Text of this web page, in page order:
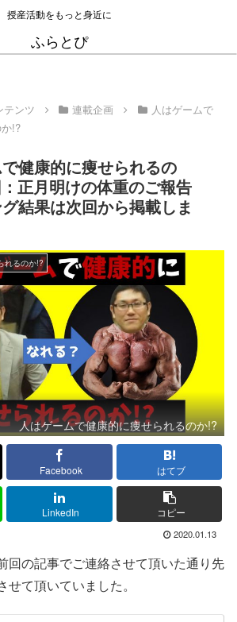
授産活動をもっと身近に
ふらとぴ
テンツ 連載企画
人はゲームで
!?
で健康的に痩せられるの
正月明けの体重のご報告
グ結果は次回から掲載しま
れるのか!?
人はゲームで健康的に痩せられるのか!?
Facebook はてブ
LinkedIn コピー
2020.01.13
回の記事でご連絡させて頂いた通り先
て頂いていました。